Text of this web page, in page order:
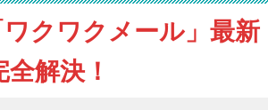
クワクメール」最新
解決！